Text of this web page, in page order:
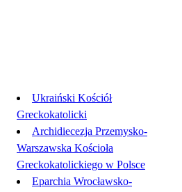
Ukraiński Kościół
Greckokatolicki
Archidiecezja Przemysko-
Warszawska Kościoła
Greckokatolickiego w Polsce
Eparchia Wrocławsko-